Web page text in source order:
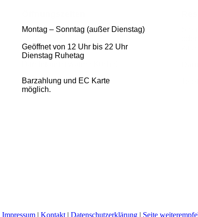
Montag – Sonntag (außer Dienstag)
Geöffnet von 12 Uhr bis 22 Uhr
Dienstag Ruhetag
Barzahlung und EC Karte
möglich.
Impressum| Kontakt| Datenschutzerklärung| Seite